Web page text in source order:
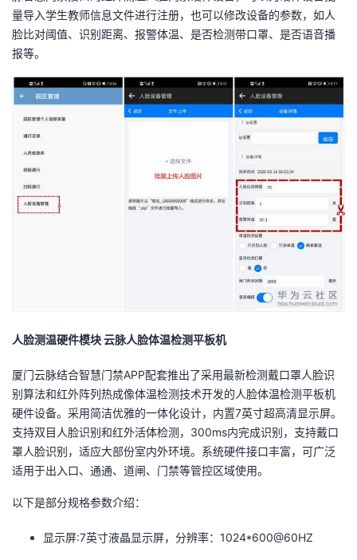
证
实
验
的
收
藏
持
建
议
量导入学生教师信息文件进行注册，也可以修改设备的参数，如人
脸比对阈值、识别距离、报警体温、是否检测带口罩、是否语音播
报等。
人脸测温硬件模块 云脉人脸体温检测平板机
厦门云脉结合智慧门禁APP配套推出了采用最新检测戴口罩人脸识
别算法和红外阵列热成像体温检测技术开发的人脸体温检测平板机
硬件设备。采用简洁优雅的一体化设计，内置7英寸超高清显示屏。
支持双目人脸识别和红外活体检测，300ms内完成识别，支持戴口
罩人脸识别，适应大部份室内外环境。系统硬件接口丰富，可广泛
适用于出入口、通通、道闸、门禁等管控区域使用。
以下是部分规格参数介绍：
显示屏:7英寸液晶显示屏，分辨率：1024*600@60HZ